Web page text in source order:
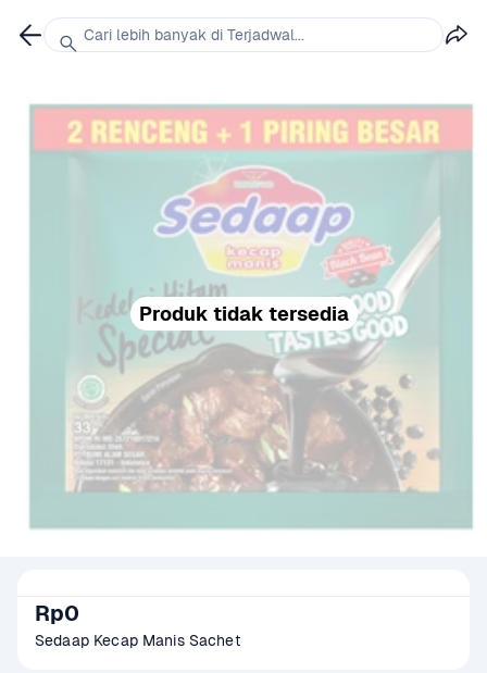
Produk tidak tersedia
Rp0
Sedaap Kecap Manis Sachet
Cari lebih banyak di Terjadwal...